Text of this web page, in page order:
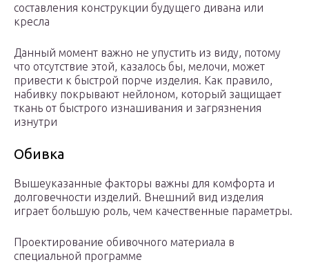
составления конструкции будущего дивана или
кресла
Данный момент важно не упустить из виду, потому
что отсутствие этой, казалось бы, мелочи, может
привести к быстрой порче изделия. Как правило,
набивку покрывают нейлоном, который защищает
ткань от быстрого изнашивания и загрязнения
изнутри
Обивка
Вышеуказанные факторы важны для комфорта и
долговечности изделий. Внешний вид изделия
играет большую роль, чем качественные параметры.
Проектирование обивочного материала в
специальной программе